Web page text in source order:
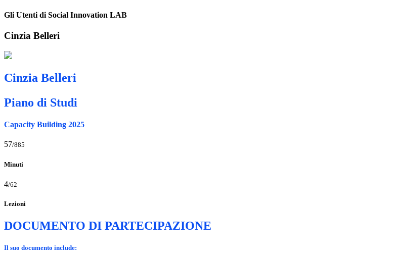
Gli Utenti di Social Innovation LAB
Cinzia Belleri
Cinzia Belleri
Piano di Studi
Capacity Building 2025
57/885
Minuti
4/62
Lezioni
DOCUMENTO DI PARTECIPAZIONE
Il suo documento include: